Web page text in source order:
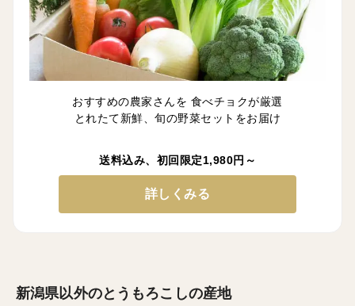
おすすめの農家さんを 食べチョクが厳選
とれたて新鮮、旬の野菜セットをお届け
送料込み、初回限定1,980円～
詳しくみる
新潟県以外のとうもろこしの産地